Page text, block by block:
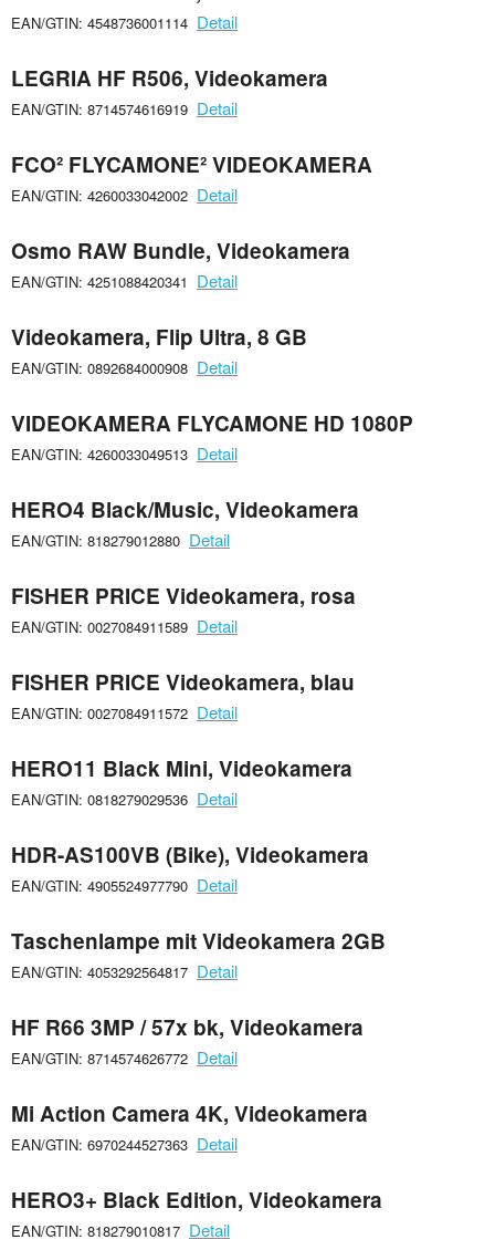
EAN/GTIN: 4548736001114 Detail
LEGRIA HF R506, Videokamera
EAN/GTIN: 8714574616919 Detail
FCO² FLYCAMONE² VIDEOKAMERA
EAN/GTIN: 4260033042002 Detail
Osmo RAW Bundle, Videokamera
EAN/GTIN: 4251088420341 Detail
Videokamera, Flip Ultra, 8 GB
EAN/GTIN: 0892684000908 Detail
VIDEOKAMERA FLYCAMONE HD 1080P
EAN/GTIN: 4260033049513 Detail
HERO4 Black/Music, Videokamera
EAN/GTIN: 818279012880 Detail
FISHER PRICE Videokamera, rosa
EAN/GTIN: 0027084911589 Detail
FISHER PRICE Videokamera, blau
EAN/GTIN: 0027084911572 Detail
HERO11 Black Mini, Videokamera
EAN/GTIN: 0818279029536 Detail
HDR-AS100VB (Bike), Videokamera
EAN/GTIN: 4905524977790 Detail
Taschenlampe mit Videokamera 2GB
EAN/GTIN: 4053292564817 Detail
HF R66 3MP / 57x bk, Videokamera
EAN/GTIN: 8714574626772 Detail
Mi Action Camera 4K, Videokamera
EAN/GTIN: 6970244527363 Detail
HERO3+ Black Edition, Videokamera
EAN/GTIN: 818279010817 Detail